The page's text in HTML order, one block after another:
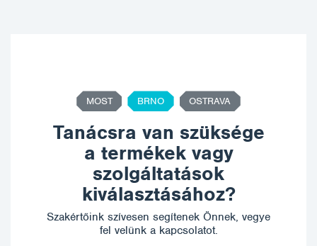
MOST BRNO OSTRAVA
Tanácsra van szüksége
a termékek vagy
szolgáltatások
kiválasztásához?
Szakértőink szívesen segítenek Önnek, vegye
fel velünk a kapcsolatot.